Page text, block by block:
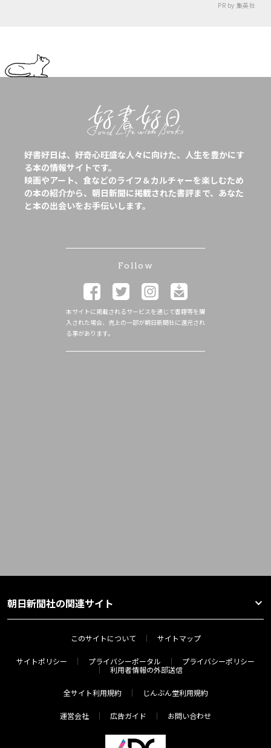
PR by 集英社
好書好日は、好奇心旺盛な人々に向けた、人生を豊かにす
る本の情報サイトです。
映画やアート、食などのライフ＆カルチャーを楽しむため
の本の紹介から、朝日新聞に掲載された書評まで、あなた
と本の出会いをお手伝いします。
Follow
本サイトに掲載されるサービスを通じて書籍等を購
入された場合、売上の一部が朝日新聞社に還元され
る事があります。
朝日新聞社の関連サイト
このサイトについて サイトマップ
サイトポリシー プライバシーポータル
プライバシーポリシー
利用者情報の外部送信
全サイト利用規約 じんぶん堂利用規約
運営会社 広告ガイド お問い合わせ